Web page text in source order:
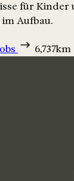
für Kinder
Aufbau.
6,737km